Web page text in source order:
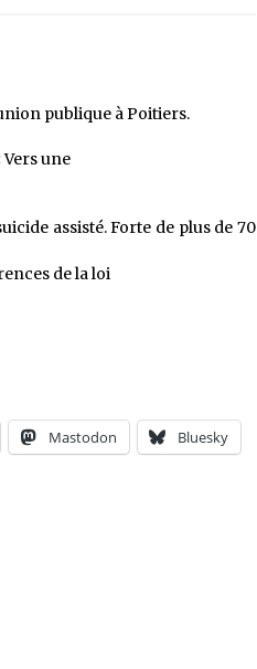
publique à Poitiers.
une
assisté. Forte de plus de 70
de la loi
Mastodon Bluesky